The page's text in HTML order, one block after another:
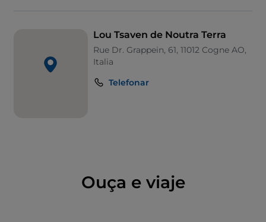
Lou Tsaven de Noutra Terra
Rue Dr. Grappein, 61, 11012 Cogne AO,
Italia
Telefonar
Ouça e viaje